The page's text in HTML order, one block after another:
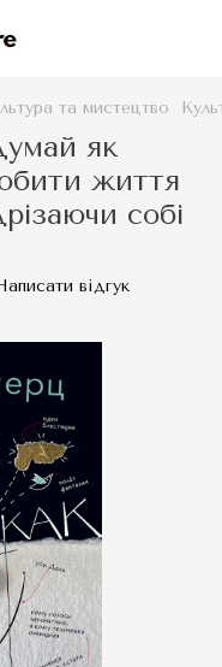
та мистецтво
як
життя
собі
відгук